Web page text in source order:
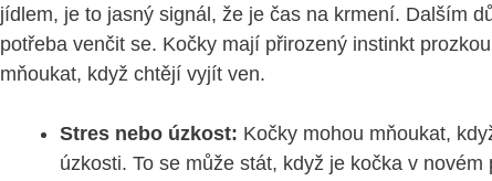
jídlem, je to jasný signál, že je čas na krmení. Dalším
potřeba venčit se. Kočky mají přirozený instinkt
mňoukat, když chtějí vyjít ven.
Stres nebo úzkost: Kočky mohou mňoukat,
úzkosti. To se může stát, když je kočka v